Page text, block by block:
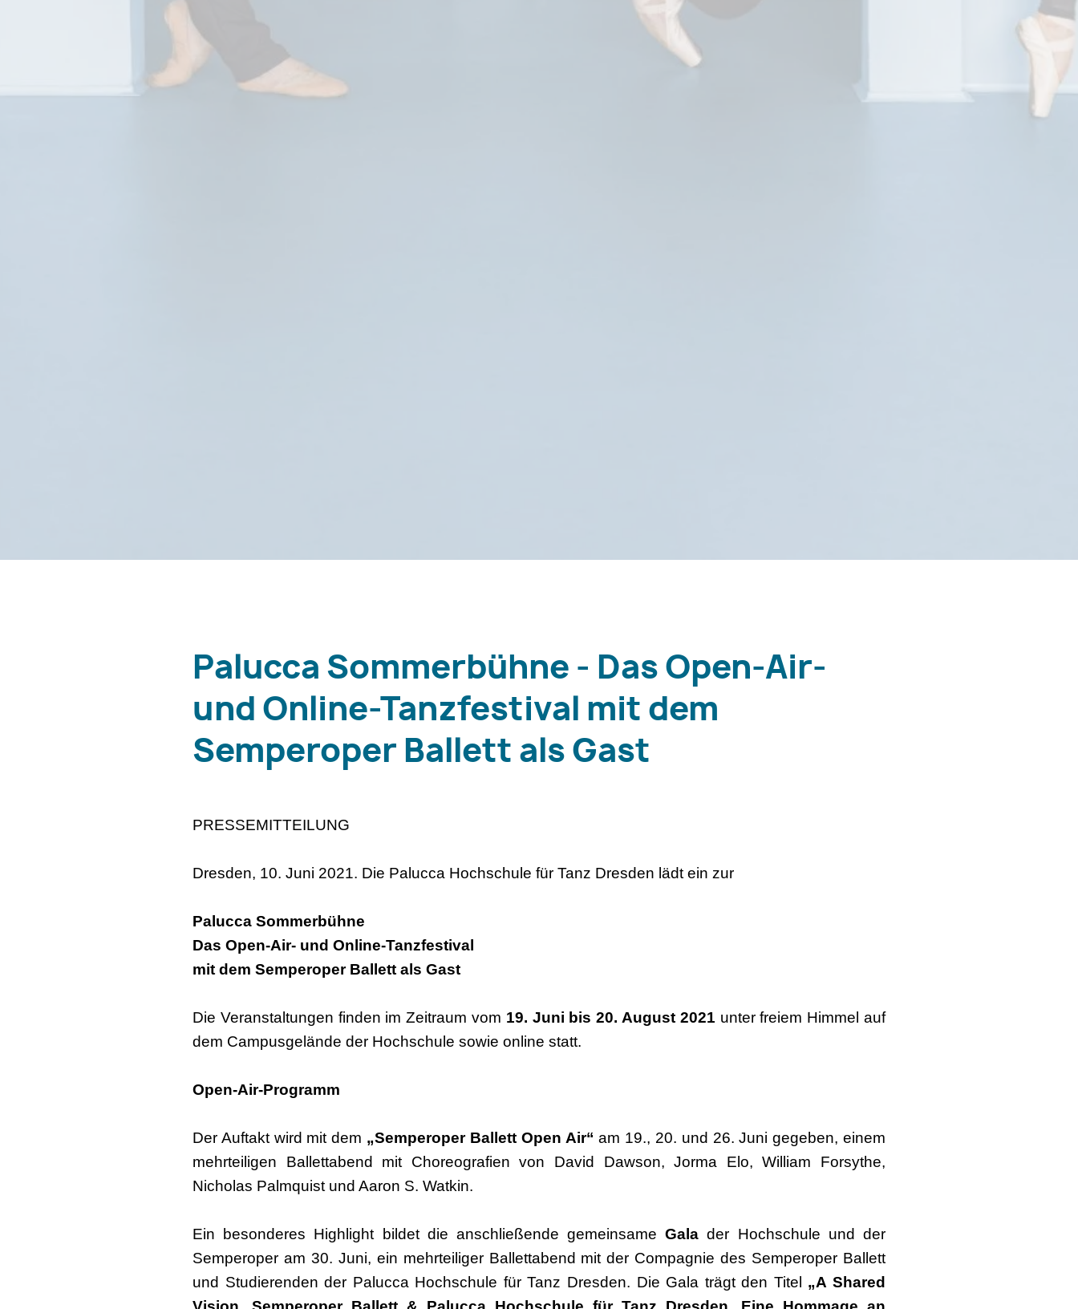
Palucca Sommerbühne - Das Open-Air-
und Online-Tanzfestival mit dem
Semperoper Ballett als Gast
PRESSEMITTEILUNG
Dresden, 10. Juni 2021. Die Palucca Hochschule für Tanz Dresden lädt ein zur
Palucca Sommerbühne
Das Open-Air- und Online-Tanzfestival
mit dem Semperoper Ballett als Gast
Die Veranstaltungen finden im Zeitraum vom 19. Juni bis 20. August 2021 unter freiem Himmel auf
dem Campusgelände der Hochschule sowie online statt.
Open-Air-Programm
Der Auftakt wird mit dem „Semperoper Ballett Open Air“ am 19., 20. und 26. Juni gegeben, einem
mehrteiligen Ballettabend mit Choreografien von David Dawson, Jorma Elo, William Forsythe,
Nicholas Palmquist und Aaron S. Watkin.
Ein besonderes Highlight bildet die anschließende gemeinsameGala der Hochschule und der
Semperoper am 30. Juni, ein mehrteiliger Ballettabend mit der Compagnie des Semperoper Ballett
und Studierenden der Palucca Hochschule für Tanz Dresden. Die Gala trägt den Titel „A Shared